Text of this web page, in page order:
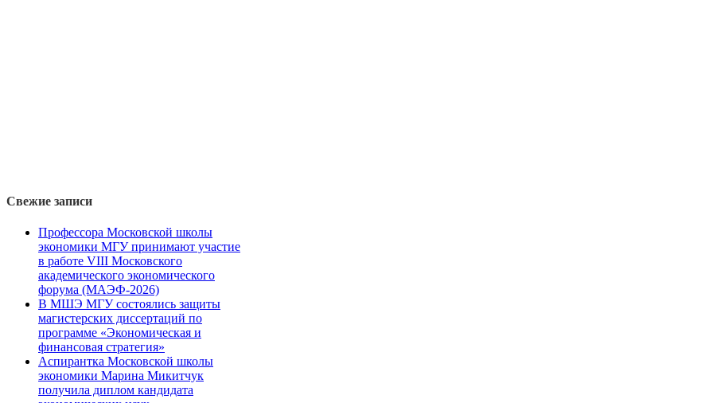
Свежие записи
Профессора Московской школы
экономики МГУ принимают участие
в работе VIII Московского
академического экономического
форума (МАЭФ-2026)
В МШЭ МГУ состоялись защиты
магистерских диссертаций по
программе «Экономическая и
финансовая стратегия»
Аспирантка Московской школы
экономики Марина Микитчук
получила диплом кандидата